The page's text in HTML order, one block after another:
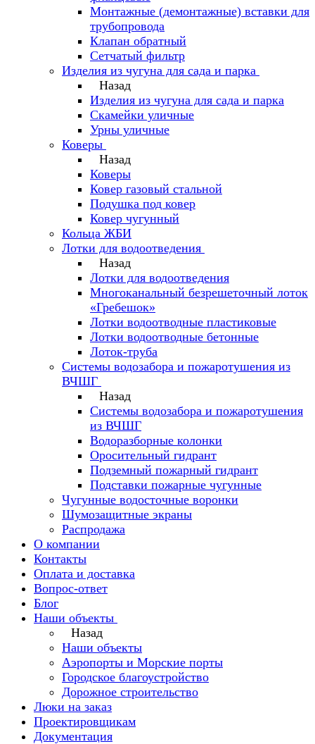
Монтажные (демонтажные) вставки для
трубопровода
Клапан обратный
Сетчатый фильтр
Изделия из чугуна для сада и парка
Назад
Изделия из чугуна для сада и парка
Скамейки уличные
Урны уличные
Коверы
Назад
Коверы
Ковер газовый стальной
Подушка под ковер
Ковер чугунный
Кольца ЖБИ
Лотки для водоотведения
Назад
Лотки для водоотведения
Многоканальный безрешеточный лоток
«Гребешок»
Лотки водоотводные пластиковые
Лотки водоотводные бетонные
Лоток-труба
Системы водозабора и пожаротушения из
ВЧШГ
Назад
Системы водозабора и пожаротушения
из ВЧШГ
Водоразборные колонки
Оросительный гидрант
Подземный пожарный гидрант
Подставки пожарные чугунные
Чугунные водосточные воронки
Шумозащитные экраны
Распродажа
О компании
Контакты
Оплата и доставка
Вопрос-ответ
Блог
Наши объекты
Назад
Наши объекты
Аэропорты и Морские порты
Городское благоустройство
Дорожное строительство
Люки на заказ
Проектировщикам
Документация